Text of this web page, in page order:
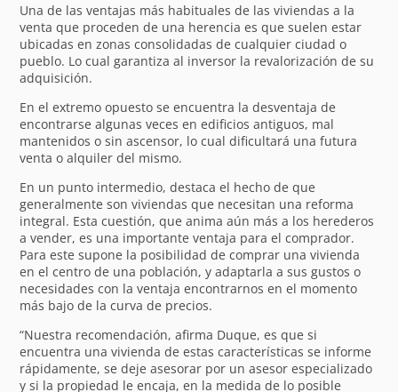
Una de las ventajas más habituales de las viviendas a la
venta que proceden de una herencia es que suelen estar
ubicadas en zonas consolidadas de cualquier ciudad o
pueblo. Lo cual garantiza al inversor la revalorización de su
adquisición.
En el extremo opuesto se encuentra la desventaja de
encontrarse algunas veces en edificios antiguos, mal
mantenidos o sin ascensor, lo cual dificultará una futura
venta o alquiler del mismo.
En un punto intermedio, destaca el hecho de que
generalmente son viviendas que necesitan una reforma
integral. Esta cuestión, que anima aún más a los herederos
a vender, es una importante ventaja para el comprador.
Para este supone la posibilidad de comprar una vivienda
en el centro de una población, y adaptarla a sus gustos o
necesidades con la ventaja encontrarnos en el momento
más bajo de la curva de precios.
“Nuestra recomendación, afirma Duque, es que si
encuentra una vivienda de estas características se informe
rápidamente, se deje asesorar por un asesor especializado
y si la propiedad le encaja, en la medida de lo posible